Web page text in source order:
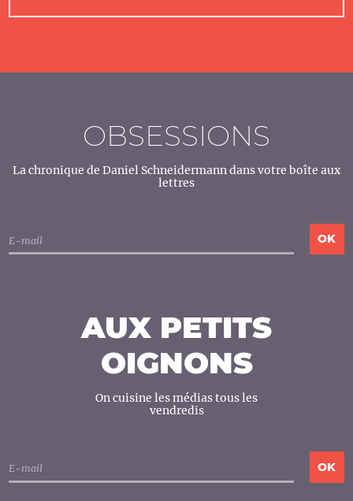
OBSESSIONS
La chronique de Daniel Schneidermann dans votre boîte aux
lettres
AUX PETITS
OIGNONS
On cuisine les médias tous les
vendredis